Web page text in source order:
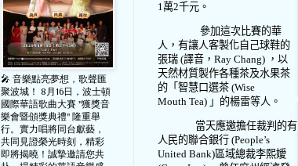
1萬2千元。
參加這次比賽的華
人，有讓人客製化自己球鞋的
張瑞 (譯音， Ray Chang) ，以
天然材質製作各種茶及水果茶
的「智慧口選茶 (Wise
Mouth Tea) 」的楊雷等人。
當天應邀擔任裁判的有
人民的聯合銀行 (People’s
United Bank)區域總裁李熙嬡
🎤 音樂點亮夢想，歌聲匯
聚波城！ 8月16日，波士頓
國際華語歌曲大賽 "獲獎音
樂會暨頒獎典禮" 隆重舉
行。實力唱將同台獻藝，
共同見證榮光時刻，精彩
即將揭曉！誠摯邀請您共